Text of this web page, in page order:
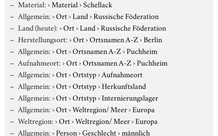
Material:›Material›Schellack
Allgemein:›Ort›Land›Russische Föderation
Land (heute):›Ort›Land›Russische Föderation
Herstellungsort:›Ort›Ortsnamen A-Z›Berlin
Allgemein:›Ort›Ortsnamen A-Z›Puchheim
Aufnahmeort:›Ort›Ortsnamen A-Z›Puchheim
Allgemein:›Ort›Ortstyp›Aufnahmeort
Allgemein:›Ort›Ortstyp›Herkunftsland
Allgemein:›Ort›Ortstyp›Internierungslager
Allgemein:›Ort›Weltregion/ Meer›Europa
Weltregion:›Ort›Weltregion/ Meer›Europa
Allgemein:›Person›Geschlecht›männlich